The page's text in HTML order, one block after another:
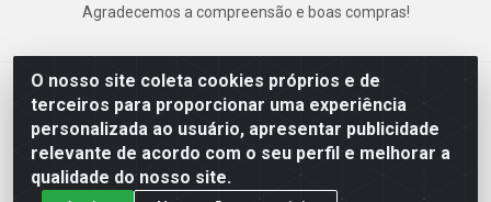
O nosso site coleta cookies próprios e de
terceiros para proporcionar uma experiência
personalizada ao usuário, apresentar publicidade
relevante de acordo com o seu perfil e melhorar a
qualidade do nosso site.
Agradecemos a compreensão e boas compras!
Deskontão Atacado - Av. Marechal Mascarenhas de Morais, 2471 -
Imbiribeira - Recife/PE - CEP 51.150-001 - CNPJ 24.150.377/0003-
57